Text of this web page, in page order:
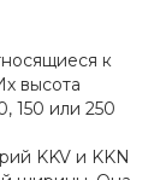
к
высота
150 или 250
KKV и KKN